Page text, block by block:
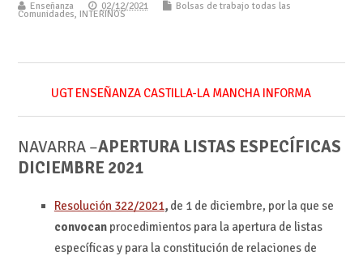
Enseñanza 02/12/2021 Bolsas de trabajo todas las
Comunidades, INTERINOS
UGT ENSEÑANZA CASTILLA-LA MANCHA INFORMA
NAVARRA –APERTURA LISTAS ESPECÍFICAS
DICIEMBRE 2021
Resolución 322/2021, de 1 de diciembre, por la que se
convocan procedimientos para la apertura de listas
específicas y para la constitución de relaciones de